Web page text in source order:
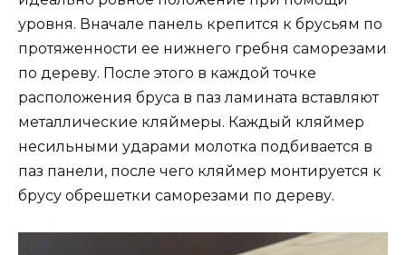
уровня. Вначале панель крепится к брусьям по
протяженности ее нижнего гребня саморезами
по дереву. После этого в каждой точке
расположения бруса в паз ламината вставляют
металлические кляймеры. Каждый кляймер
несильными ударами молотка подбивается в
паз панели, после чего кляймер монтируется к
брусу обрешетки саморезами по дереву.